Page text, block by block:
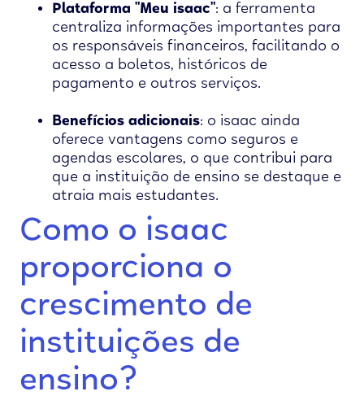
Plataforma "Meu isaac": a ferramenta
centraliza informações importantes para
os responsáveis financeiros, facilitando o
acesso a boletos, históricos de
pagamento e outros serviços.
Benefícios adicionais: o isaac ainda
oferece vantagens como seguros e
agendas escolares, o que contribui para
que a instituição de ensino se destaque e
atraia mais estudantes.
Como o isaac
proporciona o
crescimento de
instituições de
ensino?